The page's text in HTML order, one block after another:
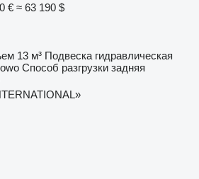
€ ≈ 63 190 $
13 м³ Подвеска гидравлическая
Способ разгрузки задняя